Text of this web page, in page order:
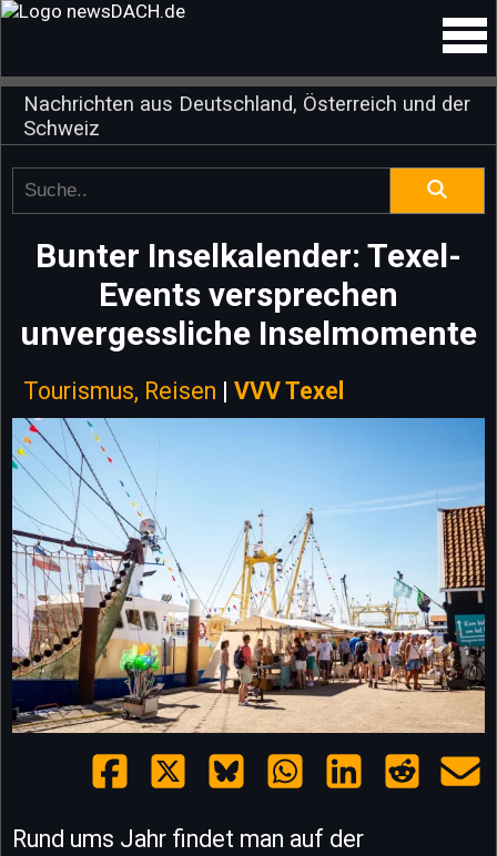
Nachrichten aus Deutschland, Österreich und der
Schweiz
Bunter Inselkalender: Texel-
Events versprechen
unvergessliche Inselmomente
Tourismus, Reisen | VVV Texel
Rund ums Jahr findet man auf der